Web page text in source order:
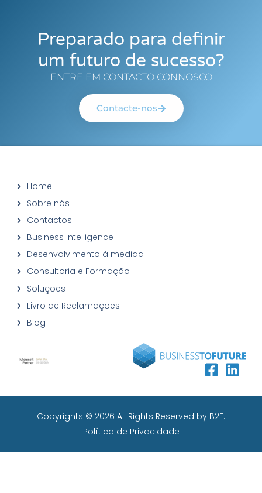
Preparado para definir
um futuro de sucesso?
ENTRE EM CONTACTO CONNOSCO
Contacte-nos
Home
Sobre nós
Contactos
Business Intelligence
Desenvolvimento à medida
Consultoria e Formação
Soluções
Livro de Reclamações
Blog
Copyrights © 2026 All Rights Reserved by B2F.
Política de Privacidade